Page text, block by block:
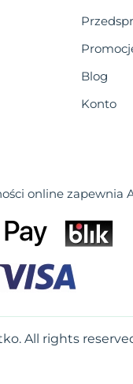
Blog
Konto
online zapewnia
All rights